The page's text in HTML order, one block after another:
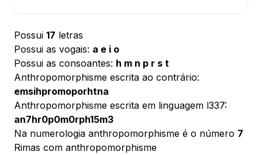
Possui 17 letras
Possui as vogais: a e i o
Possui as consoantes: h m n p r s t
Anthropomorphisme escrita ao contrário:
emsihpromoporhtna
Anthropomorphisme escrita em linguagem l337:
an7hr0p0m0rph15m3
Na numerologia anthropomorphisme é o número 7
Rimas com anthropomorphisme